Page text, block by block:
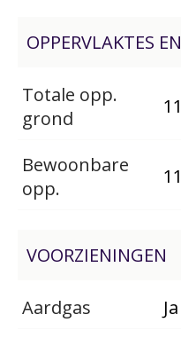
OPPERVLAKTES
Totale opp.
grond
Bewoonbare
opp.
VOORZIENINGEN
Aardgas
Ja